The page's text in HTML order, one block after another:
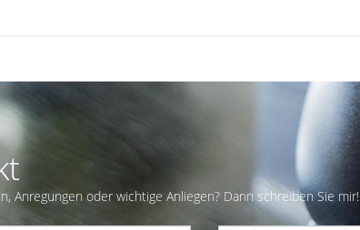
Anregungen oder wichtige Anliegen? Dann schreiben Sie mir!